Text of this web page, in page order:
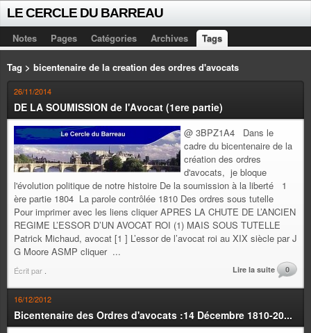
LE CERCLE DU BARREAU
Notes Pages Catégories Archives Tags
Tag > bicentenaire de la creation des ordres d'avocats
26/11/2014
DE LA SOUMISSION de l'Avocat (1ere partie)
@ 3BPZ1A4 Dans le
cadre du bicentenaire de la
création des ordres
d'avocats, je bloque
l'évolution politique de notre histoire De la soumission à la liberté 1
ère partie 1804 La parole contrôlée 1810 Des ordres sous tutelle
Pour imprimer avec les liens cliquer APRES LA CHUTE DE L’ANCIEN
REGIME L’ESSOR D’UN AVOCAT ROI (1) MAIS SOUS TUTELLE
Patrick Michaud, avocat [1 ] L’essor de l’avocat roi au XIX siècle par J
G Moore ASMP cliquer ...
Écrit par Lire la suite 0
16/12/2012
Bicentenaire des Ordres d'avocats :14 Décembre 1810-20...